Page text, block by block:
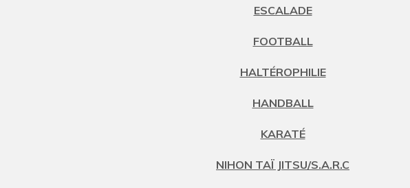
ESCALADE
FOOTBALL
HALTÉROPHILIE
HANDBALL
KARATÉ
NIHON TAÏ JITSU/S.A.R.C